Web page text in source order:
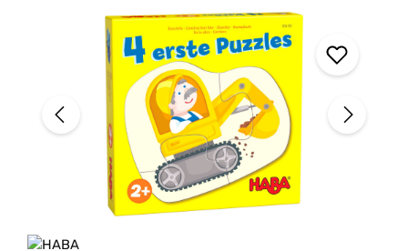
Bildergalerie überspringen